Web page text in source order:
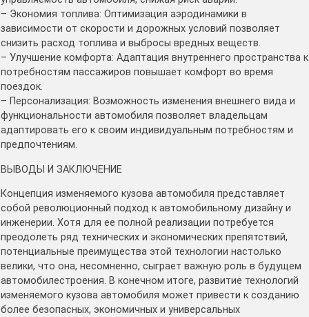
– Экономия топлива: Оптимизация аэродинамики в
зависимости от скорости и дорожных условий позволяет
снизить расход топлива и выбросы вредных веществ.
– Улучшение комфорта: Адаптация внутреннего пространства к
потребностям пассажиров повышает комфорт во время
поездок.
– Персонализация: Возможность изменения внешнего вида и
функциональности автомобиля позволяет владельцам
адаптировать его к своим индивидуальным потребностям и
предпочтениям.
ВЫВОДЫ И ЗАКЛЮЧЕНИЕ
Концепция изменяемого кузова автомобиля представляет
собой революционный подход к автомобильному дизайну и
инженерии. Хотя для ее полной реализации потребуется
преодолеть ряд технических и экономических препятствий,
потенциальные преимущества этой технологии настолько
велики, что она, несомненно, сыграет важную роль в будущем
автомобилестроения. В конечном итоге, развитие технологий
изменяемого кузова автомобиля может привести к созданию
более безопасных, экономичных и универсальных